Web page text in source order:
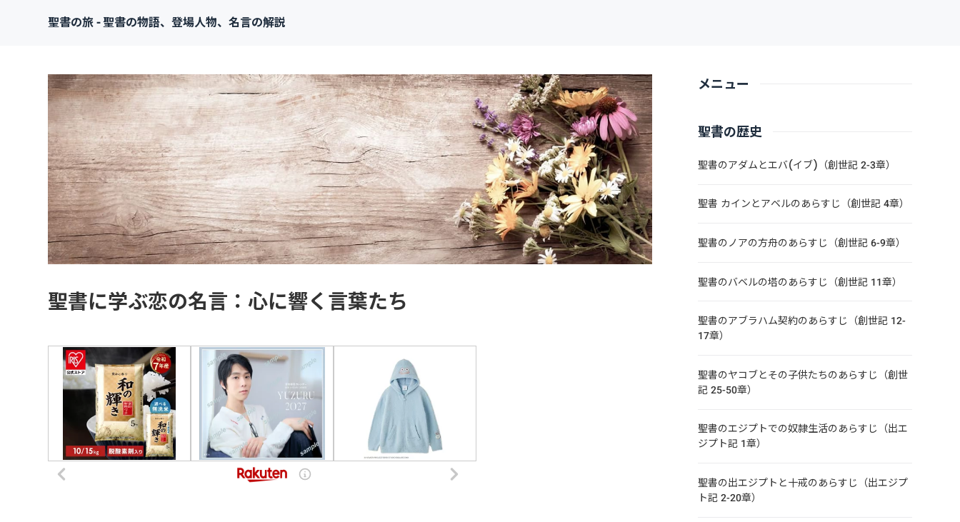
聖書の旅 - 聖書の物語、登場人物、名言の解説
聖書に学ぶ恋の名言：心に響く言葉たち
メニュー
聖書の歴史
聖書のアダムとエバ(イブ)（創世記 2-3章）
聖書 カインとアベルのあらすじ（創世記 4章）
聖書のノアの方舟のあらすじ（創世記 6-9章）
聖書のバベルの塔のあらすじ（創世記 11章）
聖書のアブラハム契約のあらすじ（創世記 12-
17章）
聖書のヤコブとその子供たちのあらすじ（創世
記 25-50章）
聖書のエジプトでの奴隷生活のあらすじ（出エ
ジプト記 1章）
聖書の出エジプトと十戒のあらすじ（出エジプ
ト記 2-20章）